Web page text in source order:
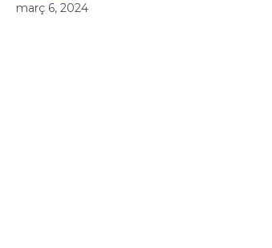
març 6, 2024